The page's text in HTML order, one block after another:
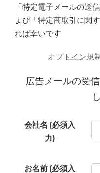
「特定電子メールの送
よび「特定商取引に関
れば幸いです
オプトイン規
広告メールの受
会社名 (必須入
力)
お名前 (必須入